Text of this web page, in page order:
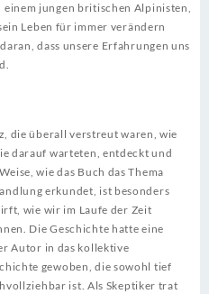
einem jungen britischen Alpinisten,
Leben für immer verändern
dass unsere Erfahrungen uns
die überall verstreut waren, wie
darauf warteten, entdeckt und
wie das Buch das Thema
erkundet, ist besonders
wie wir im Laufe der Zeit
Die Geschichte hatte eine
Autor in das kollektive
gewoben, die sowohl tief
ist. Als Skeptiker trat